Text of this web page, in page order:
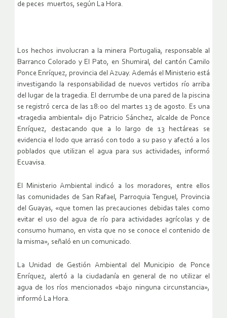
de peces muertos, según La Hora.
Los hechos involucran a la minera Portugalia, responsable al
Barranco Colorado y El Pato, en Shumiral, del cantón Camilo
Ponce Enríquez, provincia del Azuay. Además el Ministerio está
investigando la responsabilidad de nuevos vertidos río arriba
del lugar de la tragedia. El derrumbe de una pared de la piscina
se registró cerca de las 18:00 del martes 13 de agosto. Es una
«tragedia ambiental» dijo Patricio Sánchez, alcalde de Ponce
Enríquez, destacando que a lo largo de 13 hectáreas se
evidencia el lodo que arrasó con todo a su paso y afectó a los
poblados que utilizan el agua para sus actividades, informó
Ecuavisa.
El Ministerio Ambiental indicó a los moradores, entre ellos
las comunidades de San Rafael, Parroquia Tenguel, Provincia
del Guayas, «quetomen las precauciones debidas tales como
evitar el uso del agua de río para actividades agrícolas y de
consumo humano, en vista que no se conoce el contenido de
la misma», señaló en un comunicado.
La Unidad de Gestión Ambiental del Municipio de Ponce
Enríquez, alertó a la ciudadanía en general de no utilizar el
agua de los ríos mencionados «bajo ninguna circunstancia»,
informó La Hora.